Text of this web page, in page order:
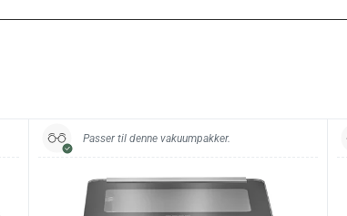
Rulleformatet gør det muligt at tilpasse posens
Størrelser
20 × 600 cm, 27,5 ×
2 ruller (a 6 meter)
Passer til denne vakuumpakker.